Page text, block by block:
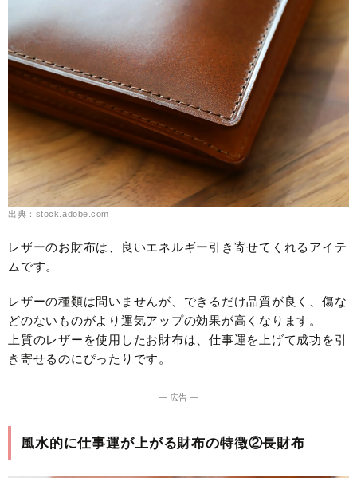
出典：stock.adobe.com
レザーのお財布は、良いエネルギー引き寄せてくれるアイテ
ムです。
レザーの種類は問いませんが、できるだけ品質が良く、傷な
どのないものがより運気アップの効果が高くなります。
上質のレザーを使用したお財布は、仕事運を上げて成功を引
き寄せるのにぴったりです。
― 広告 ―
風水的に仕事運が上がる財布の特徴②長財布